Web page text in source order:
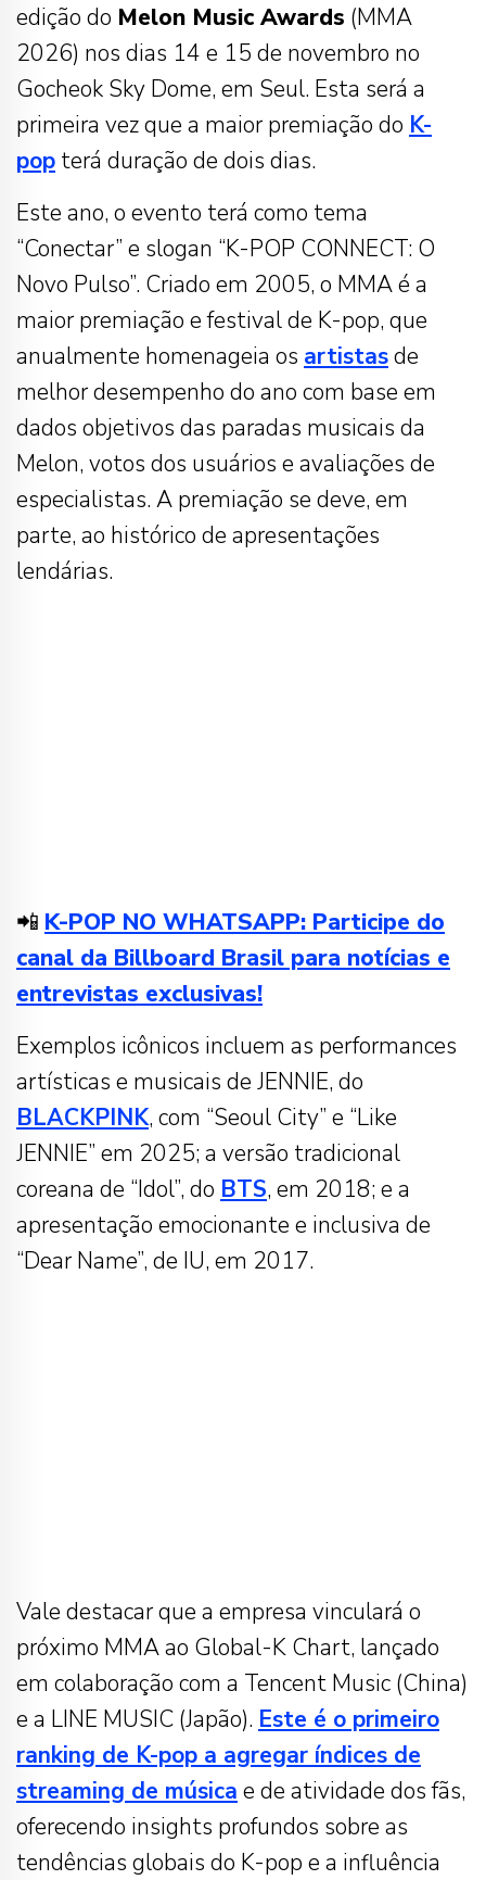
edição do Melon Music Awards (MMA
2026) nos dias 14 e 15 de novembro no
Gocheok Sky Dome, em Seul. Esta será a
primeira vez que a maior premiação do K-
pop terá duração de dois dias.
Este ano, o evento terá como tema
“Conectar” e slogan “K-POP CONNECT: O
Novo Pulso”. Criado em 2005, o MMA é a
maior premiação e festival de K-pop, que
anualmente homenageia os artistasde
melhor desempenho do ano com base em
dados objetivos das paradas musicais da
Melon, votos dos usuários e avaliações de
especialistas. A premiação se deve, em
parte, ao histórico de apresentações
lendárias.
📲 K-POP NO WHATSAPP: Participe do
canal da Billboard Brasil para notícias e
entrevistas exclusivas!
Exemplos icônicos incluem as performances
artísticas e musicais de JENNIE, do
BLACKPINK, com “Seoul City” e “Like
JENNIE” em 2025; a versão tradicional
coreana de “Idol”, do BTS, em 2018; e a
apresentação emocionante e inclusiva de
“Dear Name”, de IU, em 2017.
Vale destacar que a empresa vinculará o
próximo MMA ao Global-K Chart, lançado
em colaboração com a Tencent Music (China)
e a LINE MUSIC (Japão). Este é o primeiro
ranking de K-pop a agregar índices de
streaming de música e de atividade dos fãs,
oferecendo insights profundos sobre as
tendências globais do K-pop e a influência